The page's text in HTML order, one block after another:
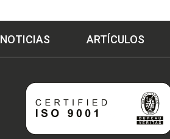
NOTICIAS ARTÍCULOS